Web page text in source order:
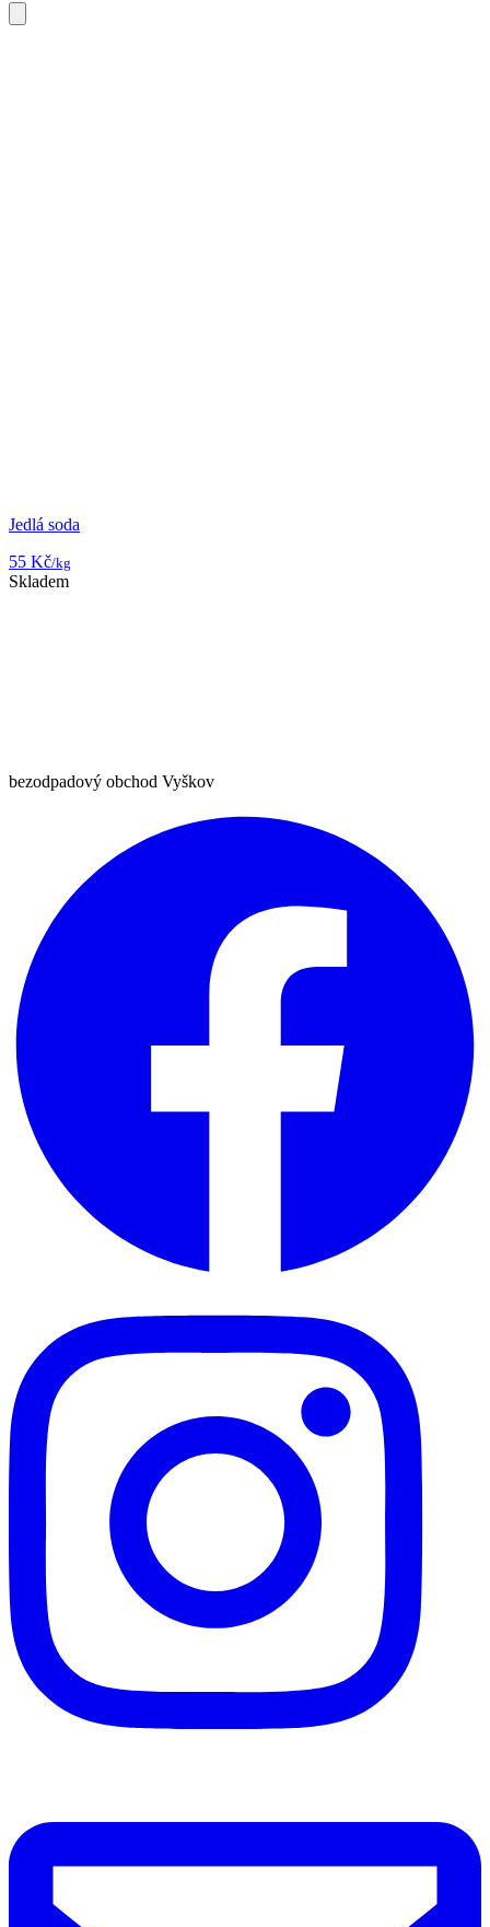
Jedlá soda
55 Kč/kg
Skladem
bezodpadový obchod Vyškov